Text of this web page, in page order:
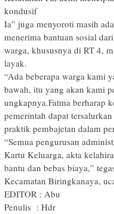
kondusif
Ia” juga menyoroti masih
menerima bantuan sosial
warga, khususnya di RT 4,
layak.
“Ada beberapa warga kami
bawah, itu yang akan kami
ungkapnya.Fatma berharap
pemerintah dapat
praktik pembajetan dalam
“Semua pengurusan
Kartu Keluarga, akta
bantu dan bebas biaya,”
Kecamatan Biringkanaya,
EDITOR : Abu
Penulis : Hdr